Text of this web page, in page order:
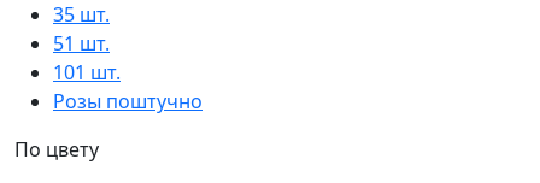
35 шт.
51 шт.
101 шт.
Розы поштучно
По цвету